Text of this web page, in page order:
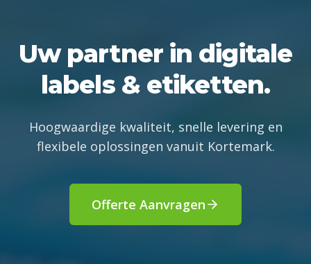
Uw partner in digitale
labels & etiketten.
Hoogwaardige kwaliteit, snelle levering en
flexibele oplossingen vanuit Kortemark.
Offerte Aanvragen